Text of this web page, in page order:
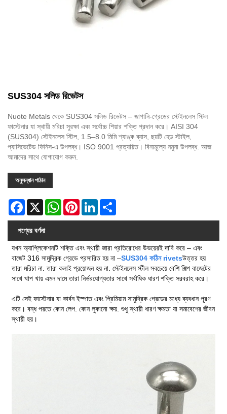
SUS304 সলিড রিভেটস
Nuote Metals থেকে SUS304 সলিড রিভেটস – জাপানি-গ্রেডের স্টেইনলেস স্টিল
ফাস্টেনার যা স্থায়ী মরিচা সুরক্ষা এবং সর্বোচ্চ শিয়ার শক্তি প্রদান করে। AISI 304
(SUS304) স্টেইনলেস স্টিল, 1.5–8.0 মিমি শ্যাঙ্ক ব্যাস, ছয়টি হেড স্টাইল,
প্যাসিভেটেড ফিনিস-এ উপলব্ধ। ISO 9001 প্রত্যয়িত। বিনামূল্যে নমুনা উপলব্ধ. আজ
আমাদের সাথে যোগাযোগ করুন.
অনুসন্ধান পাঠান
Facebook
X WhatsAppPinterestLinkedIn
পণ্যের বর্ণনা
যখন অ্যাপ্লিকেশনটি শক্তি এবং স্থায়ী জারা প্রতিরোধের উভয়েরই দাবি করে – এবং
বাজেট 316 সামুদ্রিক গ্রেডে প্রসারিত হয় না –SUS304 কঠিন rivetsউত্তর হয়
তারা মরিচা না. তারা কলাই প্রয়োজন হয় না. স্টেইনলেস স্টীল সবচেয়ে বেশি শিল্প বাজেটের
সাথে খাপ খায় এমন দামে তারা নির্ভরযোগ্যতার সাথে সর্বাধিক ধারণ শক্তি সরবরাহ করে।
এটি সেই ফাস্টেনার যা কার্বন ইস্পাত এবং প্রিমিয়াম সামুদ্রিক গ্রেডের মধ্যে ব্যবধান পূরণ
করে। বন্ধ পরতে কোন লেপ. কোন লুকানো ক্ষয়. শুধু স্থায়ী ধারণ ক্ষমতা যা সমাবেশের জীবন
স্থায়ী হয়।